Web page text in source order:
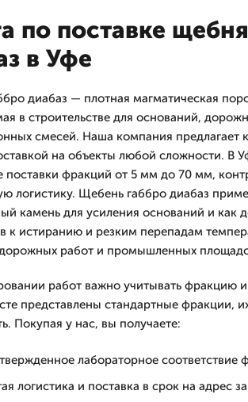
по поставке
в Уфе
диабаз — плотная магматическая
в строительстве для оснований,
смесей. Наша компания предлагает
на объекты любой сложности. В
поставки фракций от 5 мм до 70 мм,
логистику. Щебень габбро диабаз
камень для усиления оснований и как
к истиранию и резким перепадам
работ и промышленных
работ важно учитывать фракцию и
представлены стандартные фракции,
Покупая у нас, вы получаете:
лабораторное соответствие
логистика и поставка в срок на адрес